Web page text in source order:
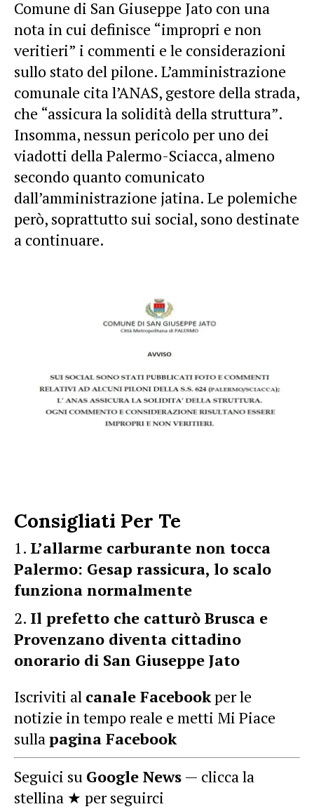
Comune di San Giuseppe Jato con una
nota in cui definisce “impropri e non
veritieri” i commenti e le considerazioni
sullo stato del pilone. L’amministrazione
comunale cita l’ANAS, gestore della strada,
che “assicura la solidità della struttura”.
Insomma, nessun pericolo per uno dei
viadotti della Palermo-Sciacca, almeno
secondo quanto comunicato
dall’amministrazione jatina. Le polemiche
però, soprattutto sui social, sono destinate
a continuare.
Consigliati Per Te
L’allarme carburante non tocca
Palermo: Gesap rassicura, lo scalo
funziona normalmente
Il prefetto che catturò Brusca e
Provenzano diventa cittadino
onorario di San Giuseppe Jato
Iscriviti al canale Facebookper le
notizie in tempo reale e metti Mi Piace
sullapagina Facebook
Seguici su Google News — clicca la
stellina ★ per seguirci